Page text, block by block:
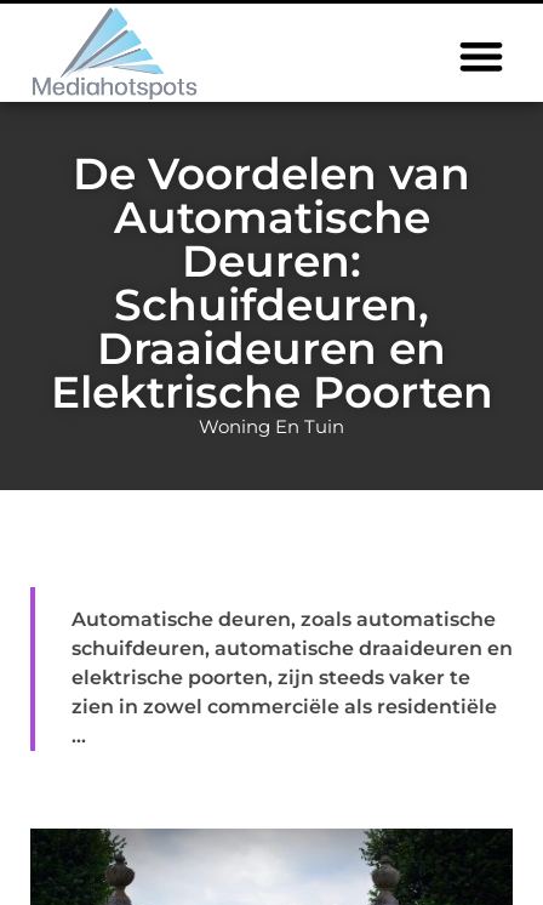
De Voordelen van
Automatische
Deuren:
Schuifdeuren,
Draaideuren en
Elektrische Poorten
Woning En Tuin
Automatische deuren, zoals automatische
schuifdeuren, automatische draaideuren en
elektrische poorten, zijn steeds vaker te
zien in zowel commerciële als residentiële
...